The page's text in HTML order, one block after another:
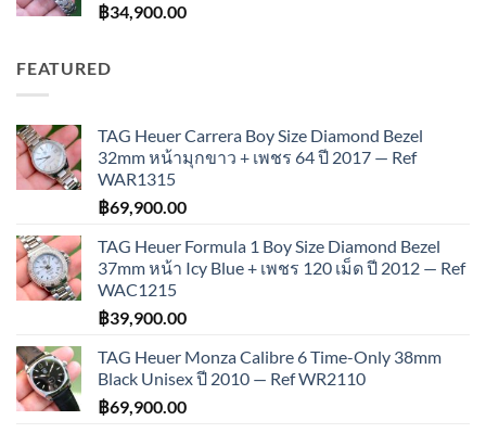
฿34,900.00
FEATURED
TAG Heuer Carrera Boy Size Diamond Bezel
32mm หน้ามุกขาว + เพชร 64 ปี 2017 — Ref
WAR1315
฿69,900.00
TAG Heuer Formula 1 Boy Size Diamond Bezel
37mm หน้า Icy Blue + เพชร 120 เม็ด ปี 2012 — Ref
WAC1215
฿39,900.00
TAG Heuer Monza Calibre 6 Time-Only 38mm
Black Unisex ปี 2010 — Ref WR2110
฿69,900.00